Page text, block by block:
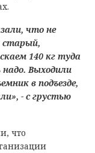
что не
старый,
140 кг туда
Выходили
в подъезде,
- с грустью
что